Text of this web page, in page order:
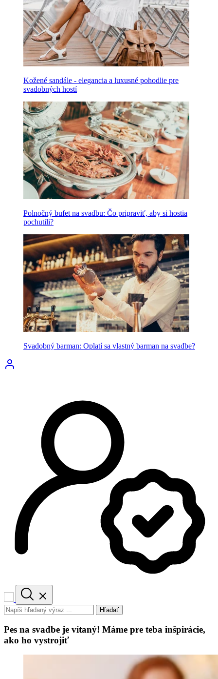
Kožené sandále - elegancia a luxusné pohodlie pre
svadobných hostí
Polnočný bufet na svadbu: Čo pripraviť, aby si hostia
pochutili?
Svadobný barman: Oplatí sa vlastný barman na svadbe?
Hľadať
Pes na svadbe je vítaný! Máme pre teba inšpirácie,
ako ho vystrojiť